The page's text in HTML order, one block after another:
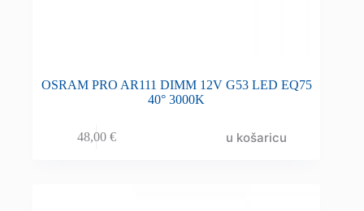
OSRAM PRO AR111 DIMM 12V G53 LED EQ75
40° 3000K
48,00 € u košaricu